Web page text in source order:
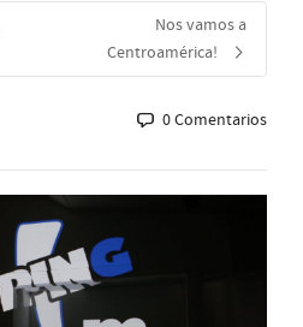
Nos vamos a
Centroamérica!
0 Comentarios